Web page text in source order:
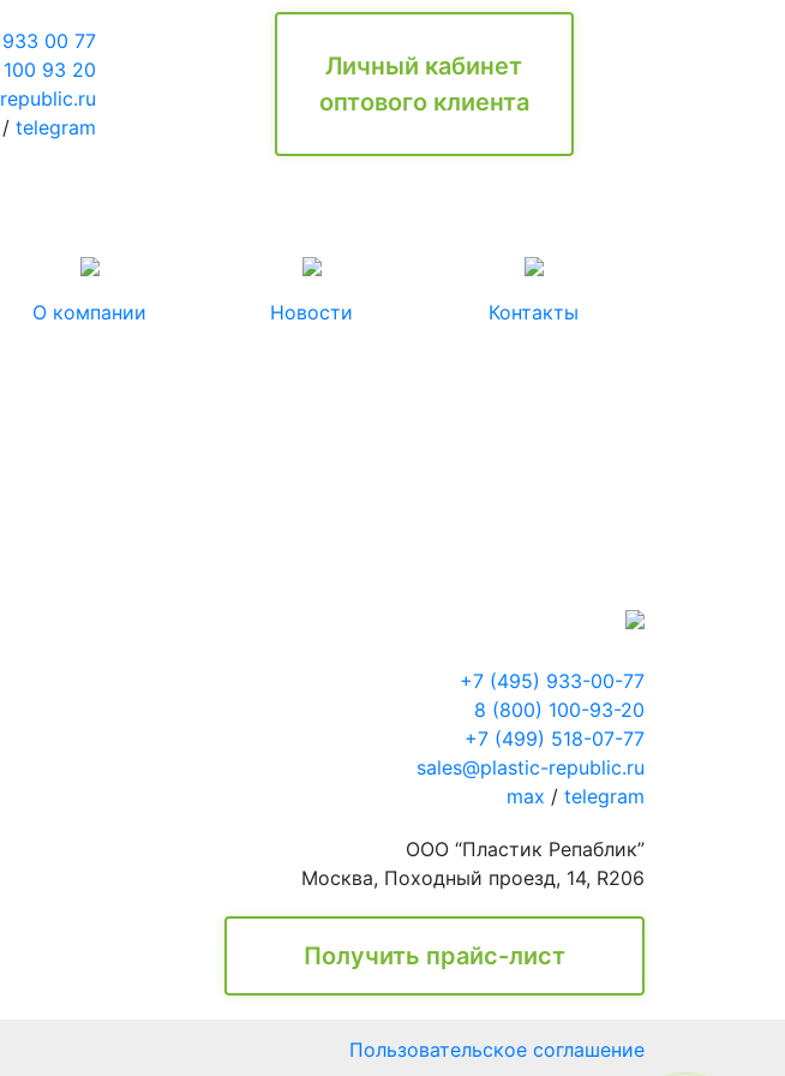
00 77
93 20
/ telegram
Личный кабинет
оптового клиента
О компании Новости Контакты
+7 (495) 933-00-77
8 (800) 100-93-20
+7 (499) 518-07-77
sales@plastic-republic.ru
max / telegram
ООО “Пластик Репаблик”
Москва, Походный проезд, 14, R206
Получить прайс-лист
Пользовательское соглашение